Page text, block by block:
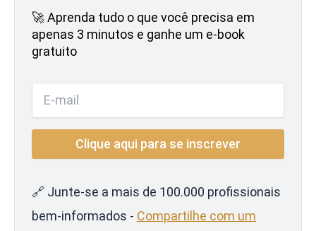
🚀 Aprenda tudo o que você precisa em
apenas 3 minutos e ganhe um e-book
gratuito
🔗 Junte-se a mais de 100.000 profissionais
bem-informados - Compartilhe com um